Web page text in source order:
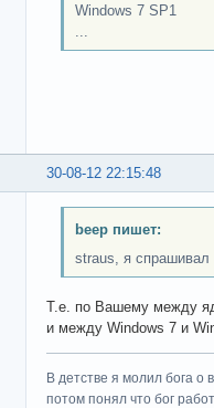
Windows 7 SP1
...
30-08-12 22:15:48
beep пишет:
straus, я спрашивал
Т.е. по Вашему между
и между Windows 7 и
В детстве я молил бога о
потом понял что бог